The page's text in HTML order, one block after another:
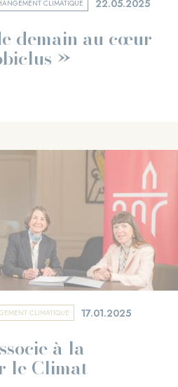
CLIMATIQUE 22.05.2025
demain au cœur
»
CLIMATIQUE 17.01.2025
à la
le Climat